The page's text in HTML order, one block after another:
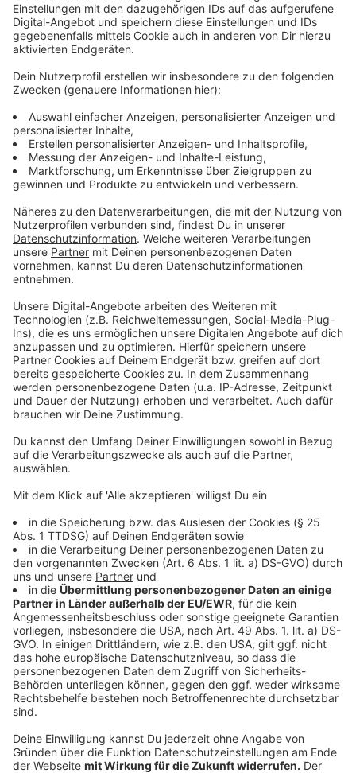
Haushaltsgeräte, Geschirr, Küchenutensilien und
ähnliches: DerZweite-Hand-Laden der
Evangelischen Kirchengemeinde Wiehl
können ukrainische Flüchtlinge ihren Bedarf decken.
beim Gemeindebüro zu erfragen, Telefon 02262
93114.
Die Stadt Wiehl hat eine zentrale Hotline für Fragen
und Hilfsangebote eingerichtet. Die Rufnummer
lautet: 02262 99-274 (Zusätzlich steht die E-Mail-
Adresse asyl@wiehl.de zur Verfügung)
Anzeige
Die freichristliche Gemeinde in Wiehl CFA Wiehlfährt
Sachspenden in die Ukraine und bringt auf dem Weg
nach Deutschland Flüchtlinge mit.
CFA – Christus für alle, Evangelische Freikirche e.V.,
IBAN: DE92 3845 0000 0000 3703 20,
Sachspenden können im Gemeindehaus der CFA-Wiehl
Bergneustadt
Anzeige
DerVerein Forum Wiedenest e.V.unterstützt im
Rahmen seiner Ukraine-Hilfe verschiedene
Organisationen und Kirchen in der Ukraine, die Hilfe vor
Ort leisten. Dringend benötigt werden nun Fahrzeuge,
und die Evakuierung von Flüchtenden eingesetzt
werden sollen.Gesucht werden vor allem Vans und